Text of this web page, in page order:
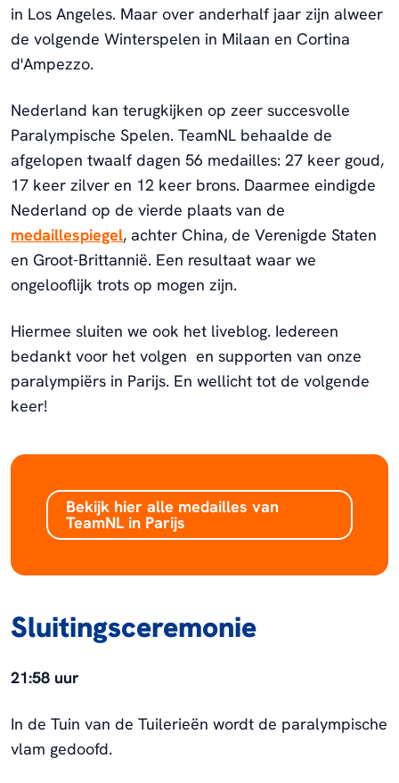
in Los Angeles. Maar over anderhalf jaar zijn alweer
de volgende Winterspelen in Milaan en Cortina
d'Ampezzo.
Nederland kan terugkijken op zeer succesvolle
Paralympische Spelen. TeamNL behaalde de
afgelopen twaalf dagen 56 medailles: 27 keer goud,
17 keer zilver en 12 keer brons. Daarmee eindigde
Nederland op de vierde plaats van de
medaillespiegel, achter China, de Verenigde Staten
en Groot-Brittannië. Een resultaat waar we
ongelooflijk trots op mogen zijn.
Hiermee sluiten we ook het liveblog. Iedereen
bedankt voor het volgen en supporten van onze
paralympiërs in Parijs. En wellicht tot de volgende
keer!
Bekijk hier alle medailles van
TeamNL in Parijs
Sluitingsceremonie
21:58 uur
In de Tuin van de Tuilerieën wordt de paralympische
vlam gedoofd.